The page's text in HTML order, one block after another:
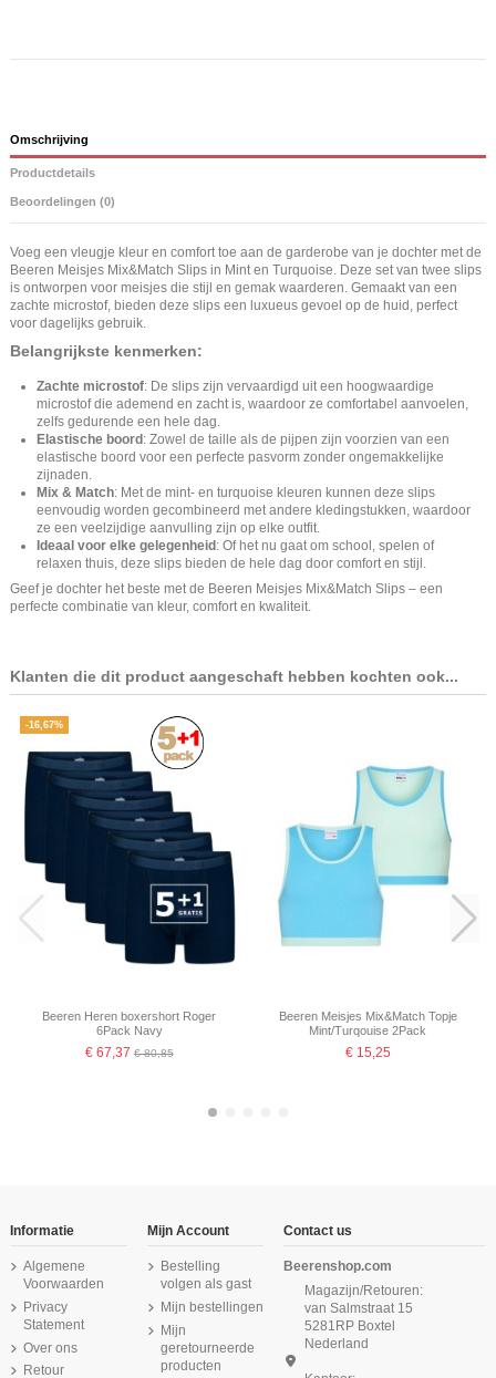
Omschrijving
Productdetails
Beoordelingen (0)
Voeg een vleugje kleur en comfort toe aan de garderobe van je dochter met de
Beeren Meisjes Mix&Match Slips in Mint en Turquoise. Deze set van twee slips
is ontworpen voor meisjes die stijl en gemak waarderen. Gemaakt van een
zachte microstof, bieden deze slips een luxueus gevoel op de huid, perfect
voor dagelijks gebruik.
Belangrijkste kenmerken:
Zachte microstof: De slips zijn vervaardigd uit een hoogwaardige
microstof die ademend en zacht is, waardoor ze comfortabel aanvoelen,
zelfs gedurende een hele dag.
Elastische boord: Zowel de taille als de pijpen zijn voorzien van een
elastische boord voor een perfecte pasvorm zonder ongemakkelijke
zijnaden.
Mix & Match: Met de mint- en turquoise kleuren kunnen deze slips
eenvoudig worden gecombineerd met andere kledingstukken, waardoor
ze een veelzijdige aanvulling zijn op elke outfit.
Ideaal voor elke gelegenheid: Of het nu gaat om school, spelen of
relaxen thuis, deze slips bieden de hele dag door comfort en stijl.
Geef je dochter het beste met de Beeren Meisjes Mix&Match Slips – een
perfecte combinatie van kleur, comfort en kwaliteit.
Klanten die dit product aangeschaft hebben kochten ook...
-16,67%
Beeren Heren boxershort Roger
6Pack Navy
€ 67,37€ 80,85
Beeren Meisjes Mix&Match Topje
Mint/Turqouise 2Pack
€ 15,25
Informatie
Algemene
Voorwaarden
Privacy
Statement
Over ons
Retour
Mijn Account
Bestelling
volgen als gast
Mijn bestellingen
Mijn
geretourneerde
producten
Contact us
Beerenshop.com
Magazijn/Retouren:
van Salmstraat 15
5281RP Boxtel
Nederland